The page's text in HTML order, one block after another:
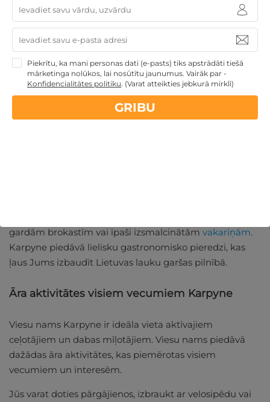
lai Jūs vaētu pilvērtīgi atpūsties.
Numuri ir aprīkoti ar visu nepieciešamo, lai Jūsu
uzturēšanās būtu pēc iespējas patīkamāka. Neatkarīgi
no tā, vai Jūs ceļojat ar ģimeni, otro pusi vai draugiem,
Karpyne viesu nams atbildīs Jūsu vēlmēm.
Izbaudiet vietējo virtuvi
gardām brokastīm vai īpaši izsmalcinātām vakariņām.
Karpyne piedāvā lielisku gastronomisko pieredzi, kas
ļaus Jums izbaudīt Lietuvas lauku garšas pilnībā.
Āra aktivitātes visiem vecumiem Karpyne
Viesu nams Karpyne ir ideāla vieta aktīvajiem
ceļotājiem un dabas mīļotājiem. Viesu nams piedāvā
dažādas āra aktivitātes, kas piemērotas visiem
vecumiem un interesēm.
Jūs varat doties pārgājienos, izbraukt ar velosipēdu vai
Piekrītu, ka mani personas dati (e-pasts) tiks apstrādāti tiešā
mārketinga nolūkos, lai nosūtītu jaunumus. Vairāk par -
Konfidencialitātes politiku. (Varat atteikties jebkurā mirklī)
GRIBU